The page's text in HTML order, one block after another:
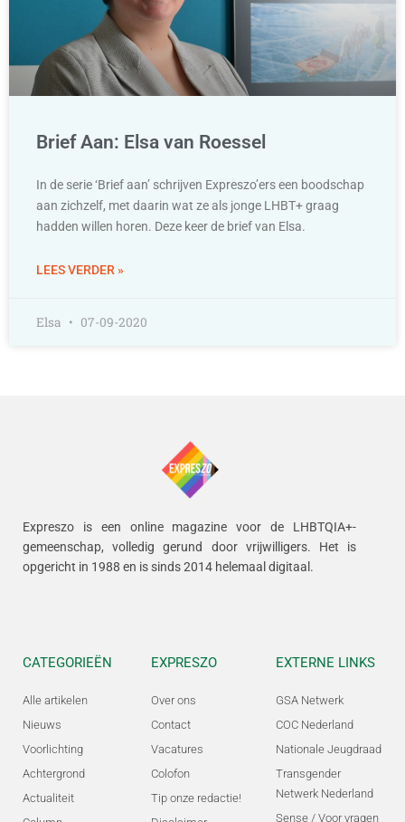
Brief Aan: Elsa van Roessel
In de serie ‘Brief aan’ schrijven Expreszo’ers een boodschap
aan zichzelf, met daarin wat ze als jonge LHBT+ graag
hadden willen horen. Deze keer de brief van Elsa.
LEES VERDER »
Elsa 07-09-2020
Expreszo is een online magazine voor de LHBTQIA+-
gemeenschap, volledig gerund door vrijwilligers. Het is
opgericht in 1988 en is sinds 2014 helemaal digitaal.
CATEGORIEËN
Alle artikelen
Nieuws
Voorlichting
Achtergrond
Actualiteit
EXPRESZO
Over ons
Contact
Vacatures
Colofon
Tip onze redactie!
EXTERNE LINKS
GSA Netwerk
COC Nederland
Nationale Jeugdraad
Transgender
Netwerk Nederland
Sense / Voor vragen